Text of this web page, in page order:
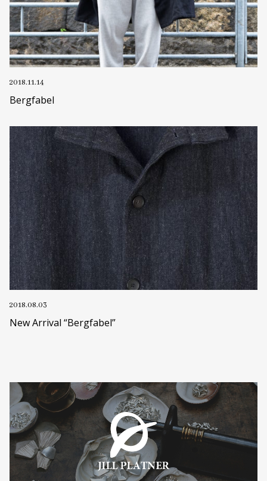
2018.11.14
Bergfabel
2018.08.03
New Arrival “Bergfabel”